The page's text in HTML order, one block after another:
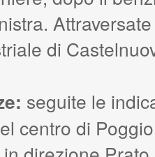
di
seguite le
centro di